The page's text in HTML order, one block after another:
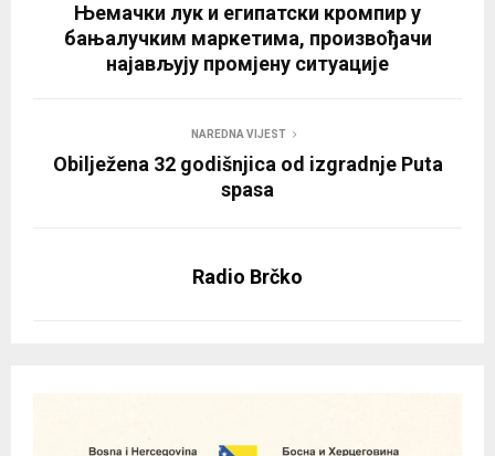
Њемачки лук и египатски кромпир у
бањалучким маркетима, произвођачи
најављују промјену ситуације
NAREDNA VIJEST
Obilježena 32 godišnjica od izgradnje Puta
spasa
Radio Brčko